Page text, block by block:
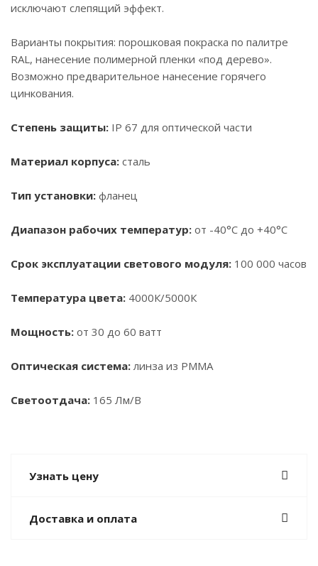
исключают слепящий эффект.
Варианты покрытия: порошковая покраска по палитре
RAL, нанесение полимерной пленки «под дерево».
Возможно предварительное нанесение горячего
цинкования.
Степень защиты: IP 67 для оптической части
Материал корпуса: сталь
Тип установки: фланец
Диапазон рабочих температур: от -40°С до +40°С
Срок эксплуатации светового модуля: 100 000 часов
Температура цвета: 4000К/5000К
Мощность: от 30 до 60 ватт
Оптическая система:линза из PMMA
Светоотдача: 165 Лм/В
Узнать цену
Доставка и оплата